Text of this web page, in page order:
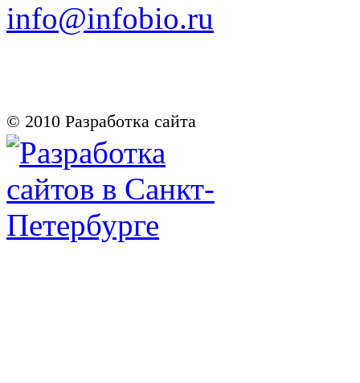
info@infobio.ru
© 2010 Разработка сайта